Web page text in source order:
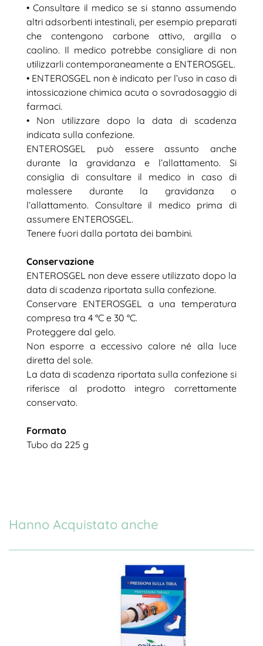
• Consultare il medico se si stanno assumendo
altri adsorbenti intestinali, per esempio preparati
che contengono carbone attivo, argilla o
caolino. Il medico potrebbe consigliare di non
utilizzarli contemporaneamente a ENTEROSGEL.
• ENTEROSGEL non è indicato per l’uso in caso di
intossicazione chimica acuta o sovradosaggio di
farmaci.
• Non utilizzare dopo la data di scadenza
indicata sulla confezione.
ENTEROSGEL può essere assunto anche
durante la gravidanza e l’allattamento. Si
consiglia di consultare il medico in caso di
malessere durante la gravidanza o
l’allattamento. Consultare il medico prima di
assumere ENTEROSGEL.
Tenere fuori dalla portata dei bambini.
Conservazione
ENTEROSGEL non deve essere utilizzato dopo la
data di scadenza riportata sulla confezione.
Conservare ENTEROSGEL a una temperatura
compresa tra 4 °C e 30 °C.
Proteggere dal gelo.
Non esporre a eccessivo calore né alla luce
diretta del sole.
La data di scadenza riportata sulla confezione si
riferisce al prodotto integro correttamente
conservato.
Formato
Tubo da 225 g
Hanno Acquistato anche